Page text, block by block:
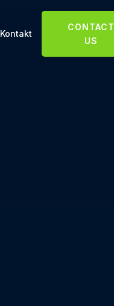
Kontakt
CONTACT
US